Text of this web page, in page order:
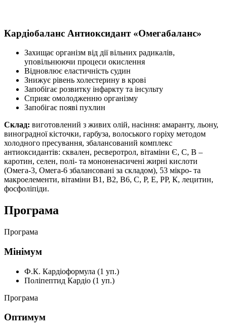
Кардіобаланс Антиоксидант «Омегабаланс»
Захищає організм від дії вільних радикалів,
уповільнюючи процеси окислення
Відновлює еластичність судин
Знижує рівень холестерину в крові
Запобігає розвитку інфаркту та інсульту
Сприяє омолодженню організму
Запобігає появі пухлин
Склад: виготовлений з живих олій, насіння: амаранту, льону,
виноградної кісточки, гарбуза, волоського горіху методом
холодного пресування, збалансований комплекс
антиоксидантів: сквален, ресверотрол, вітаміни Є, С, В –
каротин, селен, полі- та мононенасичені жирні кислоти
(Омега-3, Омега-6 збалансовані за складом), 53 мікро- та
макроелементи, вітаміни В1, В2, В6, С, Р, Е, РР, К, лецитин,
фосфоліпіди.
Програма
Програма
Мінімум
Ф.К. Кардіоформула (1 уп.)
Поліпептид Кардіо (1 уп.)
Програма
Оптимум